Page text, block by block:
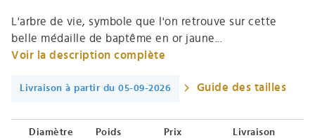
L'arbre de vie, symbole que l'on retrouve sur cette
belle médaille de baptême en or jaune...
Voir la description complète
Livraison à partir du 05-09-2026 Guide des tailles
Diamètre Poids Prix Livraison